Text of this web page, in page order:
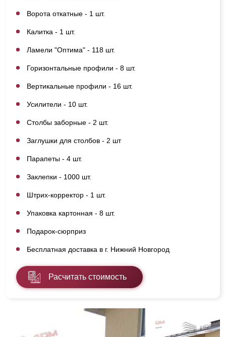
Ворота откатные - 1 шт.
Калитка - 1 шт.
Ламели "Оптима" - 118 шт.
Горизонтальные профили - 8 шт.
Вертикальные профили - 16 шт.
Усилители - 10 шт.
Столбы заборные - 2 шт.
Заглушки для столбов - 2 шт
Парапеты - 4 шт.
Заклепки - 1000 шт.
Штрих-корректор - 1 шт.
Упаковка картонная - 8 шт.
Подарок-сюрприз
Бесплатная доставка в г. Нижний Новгород
Расчитать стоимость